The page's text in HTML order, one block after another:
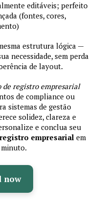
editáveis; perfeito
(fontes, cores,
estrutura lógica —
necessidade, sem perda
de layout.
de registro empresarial
de compliance ou
sistemas de gestão
solidez, clareza e
e conclua seu
empresarial em
now